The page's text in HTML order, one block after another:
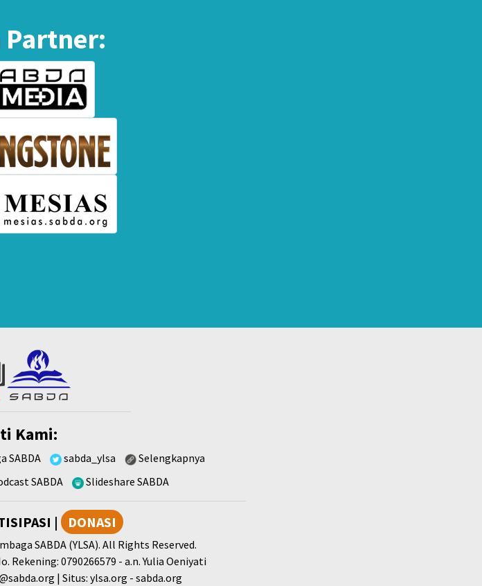
Partner:
Kami:
SABDA sabda_ylsa
Selengkapnya
SABDA Slideshare SABDA
| DONASI
SABDA (YLSA).All Rights Reserved.
Rekening: 0790266579 - a.n. Yulia Oeniyati
| Situs: ylsa.org - sabda.org